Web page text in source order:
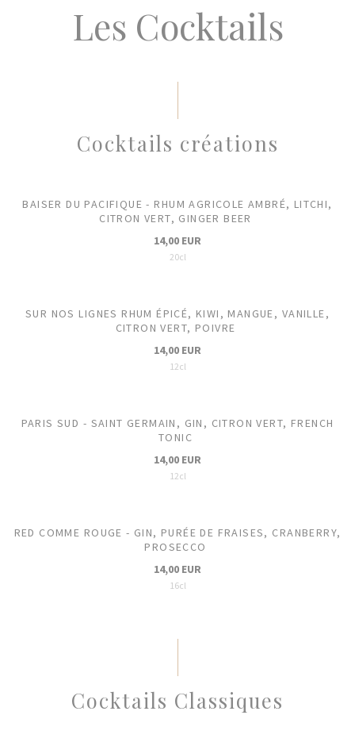
Les Cocktails
Cocktails créations
BAISER DU PACIFIQUE - RHUM AGRICOLE AMBRÉ, LITCHI,
CITRON VERT, GINGER BEER
14,00 EUR
20cl
SUR NOS LIGNES RHUM ÉPICÉ, KIWI, MANGUE, VANILLE,
CITRON VERT, POIVRE
14,00 EUR
12cl
PARIS SUD - SAINT GERMAIN, GIN, CITRON VERT, FRENCH
TONIC
14,00 EUR
12cl
RED COMME ROUGE - GIN, PURÉE DE FRAISES, CRANBERRY,
PROSECCO
14,00 EUR
16cl
Cocktails Classiques